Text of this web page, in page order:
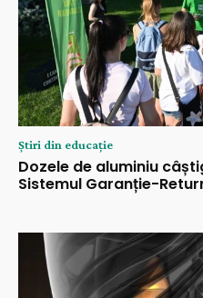
Știri din educație
Dozele de aluminiu
Sistemul Garanție-